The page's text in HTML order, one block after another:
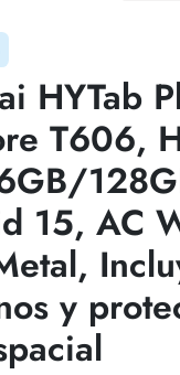
HYTab
T606,
15, AC
y